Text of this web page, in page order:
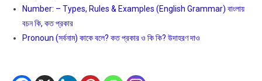
Number: – Types, Rules & Examples (English Grammar) বাংলায়
বচন কি, কত প্রকার
Pronoun (সর্বনাম) কাকে বলে? কত প্রকার ও কি কি? উদাহরণ দাও